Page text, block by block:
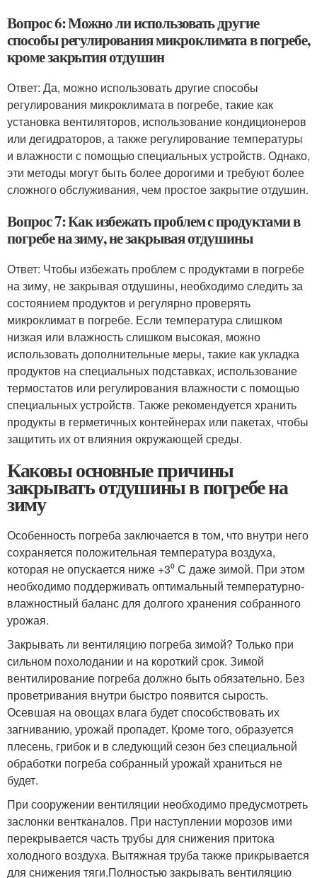
Вопрос 6: Можно ли использовать другие
способы регулирования микроклимата в погребе,
кроме закрытия отдушин
Ответ: Да, можно использовать другие способы
регулирования микроклимата в погребе, такие как
установка вентиляторов, использование кондиционеров
или дегидраторов, а также регулирование температуры
и влажности с помощью специальных устройств. Однако,
эти методы могут быть более дорогими и требуют более
сложного обслуживания, чем простое закрытие отдушин.
Вопрос 7: Как избежать проблем с продуктами в
погребе на зиму, не закрывая отдушины
Ответ: Чтобы избежать проблем с продуктами в погребе
на зиму, не закрывая отдушины, необходимо следить за
состоянием продуктов и регулярно проверять
микроклимат в погребе. Если температура слишком
низкая или влажность слишком высокая, можно
использовать дополнительные меры, такие как укладка
продуктов на специальных подставках, использование
термостатов или регулирования влажности с помощью
специальных устройств. Также рекомендуется хранить
продукты в герметичных контейнерах или пакетах, чтобы
защитить их от влияния окружающей среды.
Каковы основные причины
закрывать отдушины в погребе на
зиму
Особенность погреба заключается в том, что внутри него
сохраняется положительная температура воздуха,
которая не опускается ниже +3⁰ С даже зимой. При этом
необходимо поддерживать оптимальный температурно-
влажностный баланс для долгого хранения собранного
урожая.
Закрывать ли вентиляцию погреба зимой? Только при
сильном похолодании и на короткий срок. Зимой
вентилирование погреба должно быть обязательно. Без
проветривания внутри быстро появится сырость.
Осевшая на овощах влага будет способствовать их
загниванию, урожай пропадет. Кроме того, образуется
плесень, грибок и в следующий сезон без специальной
обработки погреба собранный урожай храниться не
будет.
При сооружении вентиляции необходимо предусмотреть
заслонки вентканалов. При наступлении морозов ими
перекрывается часть трубы для снижения притока
холодного воздуха. Вытяжная труба также прикрывается
для снижения тяги.Полностью закрывать вентиляцию